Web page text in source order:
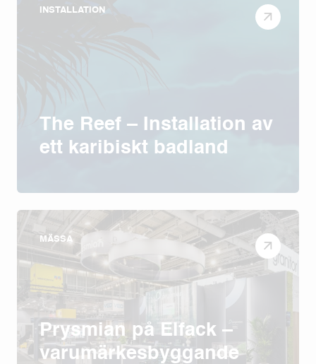
INSTALLATION
The Reef – Installation av
ett karibiskt badland
MÄSSA
Prysmian på Elfack –
varumärkesbyggande